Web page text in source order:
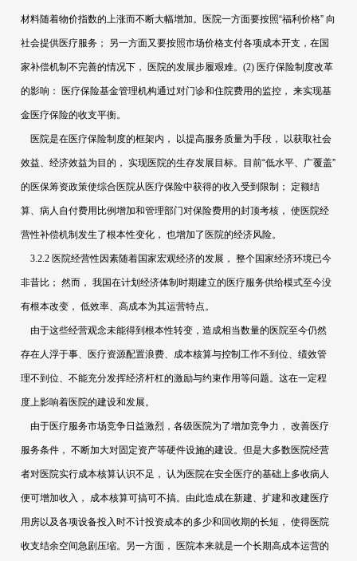
材料随着物价指数的上涨而不断大幅增加。医院一方面要按照“福利价格” 向
社会提供医疗服务； 另一方面又要按照市场价格支付各项成本开支，在国
家补偿机制不完善的情况下， 医院的发展步履艰难。(2) 医疗保险制度改革
的影响： 医疗保险基金管理机构通过对门诊和住院费用的监控， 来实现基
金医疗保险的收支平衡。
医院是在医疗保险制度的框架内， 以提高服务质量为手段， 以获取社会
效益、经济效益为目的， 实现医院的生存发展目标。目前“低水平、广覆盖”
的医保筹资政策使综合医院从医疗保险中获得的收入受到限制； 定额结
算、病人自付费用比例增加和管理部门对保险费用的封顶考核， 使医院经
营性补偿机制发生了根本性变化， 也增加了医院的经济风险。
3.2.2 医院经营性因素随着国家宏观经济的发展， 整个国家经济环境已今
非昔比； 然而， 我国在计划经济体制时期建立的医疗服务供给模式至今没
有根本改变， 低效率、高成本为其运营特点。
由于这些经营观念未能得到根本性转变，造成相当数量的医院至今仍然
存在人浮于事、医疗资源配置浪费、成本核算与控制工作不到位、绩效管
理不到位、不能充分发挥经济杆杠的激励与约束作用等问题。这在一定程
度上影响着医院的建设和发展。
由于医疗服务市场竞争日益激烈，各级医院为了增加竞争力， 改善医疗
服务条件， 不断加大对固定资产等硬件设施的建设。但是大多数医院经营
者对医院实行成本核算认识不足， 认为医院在安全医疗的基础上多收病人
便可增加收入， 成本核算可搞可不搞。由此造成在新建、扩建和改建医疗
用房以及各项设备投入时不计投资成本的多少和回收期的长短， 使得医院
收支结余空间急剧压缩。另一方面， 医院本来就是一个长期高成本运营的